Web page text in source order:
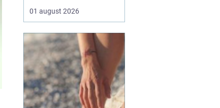
målrettet indsprøjtning
eventuelt
binyrebarkhormon tæt
på en nerve eller i et led
for at dæmpe smerter og
inflammation.
Behandlingen bliver ofte
01 august 2026